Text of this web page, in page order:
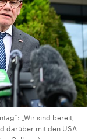
„Wir sind bereit,
darüber mit den USA